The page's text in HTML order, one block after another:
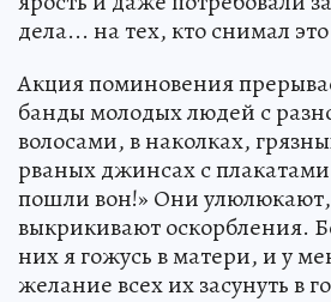
дела... на тех, кто снимал
Акция поминовения
банды молодых людей с
волосами, в наколках,
рваных джинсах с
пошли вон!» Они улюлюкают,
выкрикивают оскорбления.
них я гожусь в матери, и у
желание всех их засунуть в